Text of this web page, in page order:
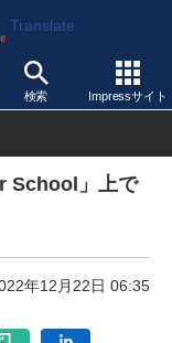
Translate
検索 Impressサイト
テム
School」上で
年12月22日 06:35